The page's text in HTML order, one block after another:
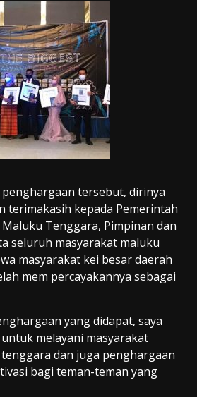
tersebut, dirinya
terimakasih kepada Pemerintah
Tenggara, Pimpinan dan
seluruh masyarakat maluku
masyarakat kei besar daerah
mem percayakannya sebagai
yang didapat, saya
melayani masyarakat
dan juga penghargaan
bagi teman-teman yang